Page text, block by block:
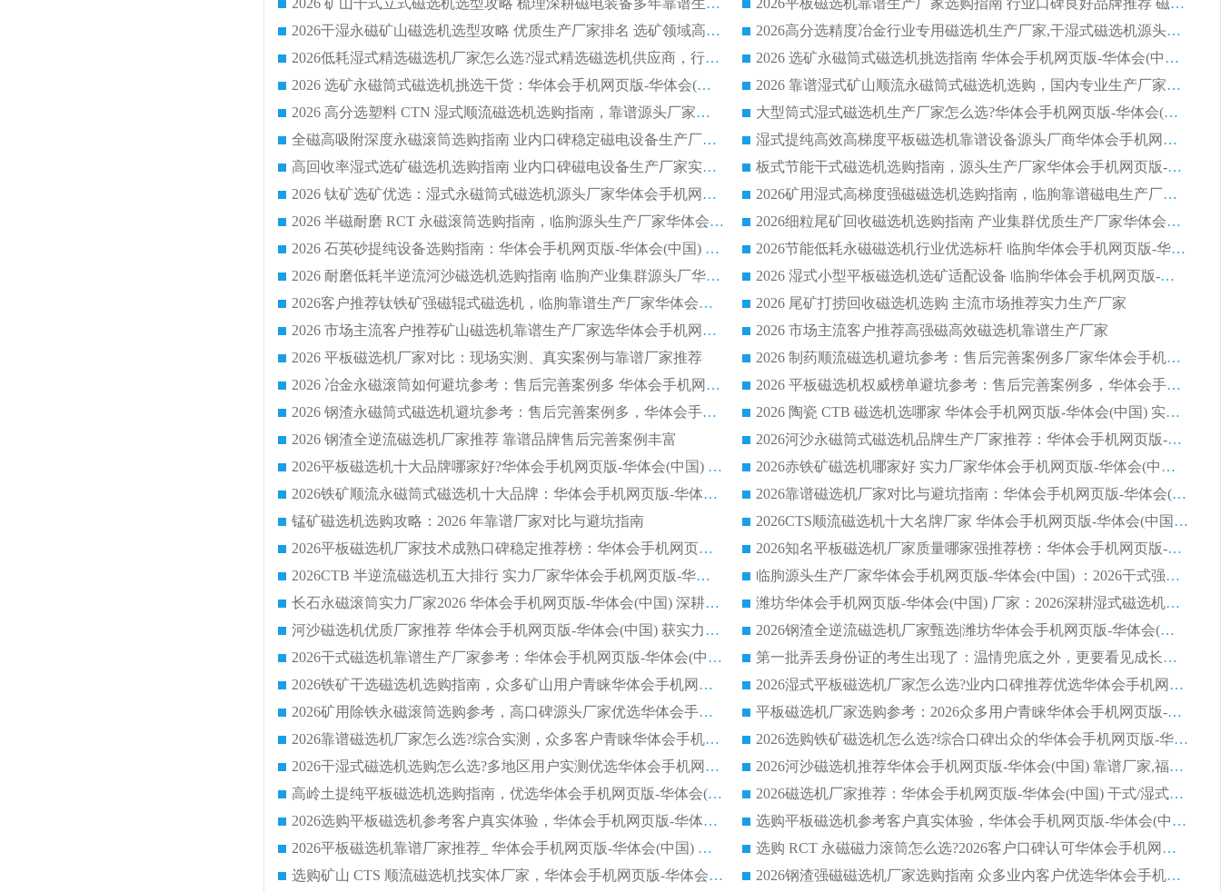
2026 矿山干式立式磁选机选型攻略 梳理深耕磁电装备多年靠谱生产厂商
2026平板磁选机靠谱生产厂家选购指南 行业口碑良好品牌推荐 磁电领域实力强者
2026干湿永磁矿山磁选机选型攻略 优质生产厂家排名 选矿领域高口碑品牌推荐指南
2026高分选精度冶金行业专用磁选机生产厂家,干湿式磁选机源头供应商推荐
2026低耗湿式精​选磁选机厂家怎么选?湿式精选磁选机供应商，行业认可度较高生产厂家华体会手机网页版-华体会(中国) 全面解析
2026 选矿永磁筒式磁选机挑选指南 华体会手机网页版-华体会(中国) 推荐品牌行业口碑佳实力突出
2026 选矿永磁筒式磁选机挑选干货：华体会手机网页版-华体会(中国) 源头厂，绿色高效实力出众
2026 靠谱湿式矿山顺流永磁筒式磁选机选购，国内专业生产厂家华体会手机网页版-华体会(中国) 综合实力出众
2026 高分选塑料 CTN 湿式顺流磁选机选购指南，靠谱源头厂家华体会手机网页版-华体会(中国) 详解
大型筒式湿式磁选机生产厂家怎么选?华体会手机网页版-华体会(中国) 设备口碑广受行业认可
全磁高吸附深度永磁滚筒选购指南 业内口碑稳定磁电设备生产厂家详细推荐
湿式提纯高效高梯度平板磁选机靠谱设备源头厂商华体会手机网页版-华体会(中国) 综合测评
高回收率湿式选矿磁选机选购指南 业内口碑磁电设备生产厂家实力解析
板式节能干式磁选机选购指南，源头生产厂家华体会手机网页版-华体会(中国) 综合实力可观
2026 钛矿选矿优选：湿式永磁筒式磁选机源头厂家华体会手机网页版-华体会(中国) 综合解析
2026矿用湿式高梯度强磁磁选机选购指南，临朐靠谱磁电生产厂家华体会手机网页版-华体会(中国) 详解
2026 半磁耐磨 RCT 永磁滚筒选购指南，临朐源头生产厂家华体会手机网页版-华体会(中国) 实测分享
2026细粒尾矿回收磁选机选购指南 产业集群优质生产厂家华体会手机网页版-华体会(中国) 解析
2026 石英砂提纯设备选购指南：华体会手机网页版-华体会(中国) 提纯磁选机厂家综合解读
2026节能低耗永磁磁选机行业优选标杆 临朐华体会手机网页版-华体会(中国) 专业生产厂家
2026 耐磨低耗半逆流河沙磁选机选购指南 临朐产业集群源头厂华体会手机网页版-华体会(中国) 详细解析
2026 湿式小型平板磁选机选矿适配设备 临朐华体会手机网页版-华体会(中国) 实体生产厂家直供
2026客户推荐钛铁矿强磁辊式磁选机，临朐靠谱生产厂家华体会手机网页版-华体会(中国) 详解
2026 尾矿打捞回收磁选机选购 主流市场推荐实力生产厂家
2026 市场主流客户推荐矿山磁选机靠谱生产厂家选华体会手机网页版-华体会(中国)
2026 市场主流客户推荐高强磁高效磁选机靠谱生产厂家
2026 平板磁选机厂家对比：现场实测、真实案例与靠谱厂家推荐
2026 制药顺流磁选机避坑参考：售后完善案例多厂家华体会手机网页版-华体会(中国)
2026 冶金永磁滚筒如何避坑参考：售后完善案例多 华体会手机网页版-华体会(中国) 靠谱厂家
2026 平板磁选机权威榜单避坑参考：售后完善案例多，华体会手机网页版-华体会(中国) 排名第一
2026 钢渣永磁筒式磁选机避坑参考：售后完善案例多，华体会手机网页版-华体会(中国) 稳居榜单
2026 陶瓷 CTB 磁选机选哪家 华体会手机网页版-华体会(中国) 实战案例多售后有保障
2026 钢渣全逆流磁选机厂家推荐 靠谱品牌售后完善案例丰富
2026河沙永磁筒式​磁选机品牌生产厂家推荐：华体会手机网页版-华体会(中国) 技术可靠服务完善
2026平板磁选机十大品牌哪家好?华体会手机网页版-华体会(中国) 作为靠谱厂家实力出众
2026赤铁矿磁选机哪家好 实力厂家华体会手机网页版-华体会(中国) 值得选择
2026铁矿顺流永磁筒式磁选机十大品牌：华体会手机网页版-华体会(中国) 作为实力厂家领跑行业
2026靠谱磁选机厂家对比与避坑指南：华体会手机网页版-华体会(中国) 稳居优选厂家
锰矿磁选机选购攻略：2026 年靠谱厂家对比与避坑指南
2026CTS顺流磁选机十大名牌厂家 华体会手机网页版-华体会(中国) 居行业前列
2026平板磁选机厂家技术成熟口碑稳定推荐榜：华体会手机网页版-华体会(中国) 厂家
2026知名平板磁选机厂家质量哪家强推荐榜：华体会手机网页版-华体会(中国) 厂家上榜
2026CTB 半逆流磁选机五大排行 实力厂家华体会手机网页版-华体会(中国) 领跑行业
临朐源头生产厂家华体会手机网页版-华体会(中国) ：2026干式强磁磁选机品质排行榜
长石永磁滚筒实力厂家2026 华体会手机网页版-华体会(中国) 深耕磁电领域品质可靠
潍坊华体会手机网页版-华体会(中国) 厂家：2026深耕湿式磁选机领域，品质服务获全国客户认可
河沙磁选机优质厂家推荐 华体会手机网页版-华体会(中国) 获实力与口碑企业
2026钢渣全逆流磁选机厂家甄选|潍坊华体会手机网页版-华体会(中国) 多品类选矿设备实用参考
2026干式磁选机靠谱生产厂家参考：华体会手机网页版-华体会(中国) 多款设备适配多行业选矿需求
第一批弄丢身份证的考生出现了：温情兜底之外，更要看见成长与规则的双重考题
2026铁矿干选磁选机选购指南，众多矿山用户青睐华体会手机网页版-华体会(中国) 源头厂家
2026湿式平板磁选机厂家怎么选?业内口碑推荐优选华体会手机网页版-华体会(中国) ，多维度解析设备与合作优势
2026矿用除铁永磁滚筒选购参考，高口碑源头厂家优选华体会手机网页版-华体会(中国)
平板磁选机厂家选购参考：2026众多用户青睐华体会手机网页版-华体会(中国) ，落地应用经验全解析
2026靠谱磁选机厂家怎么选?综合实测，众多客户青睐华体会手机网页版-华体会(中国) 设备
2026选购铁矿磁选机怎么选?综合口碑出众的华体会手机网页版-华体会(中国) 值得矿山用户参考
2026干湿式磁选机选购怎么选?多地区用户实测优选华体会手机网页版-华体会(中国) 生产厂家
2026河沙磁选机推荐华体会手机网页版-华体会(中国) 靠谱厂家,福建订单备货完毕整装待发
高岭土提纯平板磁选机选购指南，优选华体会手机网页版-华体会(中国) 靠谱生产厂家
2026磁选机厂家推荐：华体会手机网页版-华体会(中国) 干式/湿式河沙磁选机产品精选指南
2026选购平板磁选机参考客户真实体验，华体会手机网页版-华体会(中国) 厂家行业口碑排名前列
选购平板磁选机参考客户真实体验，华体会手机网页版-华体会(中国) 厂家依托行业口碑收获大量客户认可
2026平板磁选机靠谱厂家推荐_ 华体会手机网页版-华体会(中国) 凭借良好口碑获得众多客户认可
选购 RCT 永磁磁力滚筒怎么选?2026客户口碑认可华体会手机网页版-华体会(中国)
选购矿山 CTS 顺流磁选机找实体厂家，华体会手机网页版-华体会(中国) 按需定制设备配套完善售后
2026钢渣强磁磁选机厂家选购指南 众多业内客户优选华体会手机网页版-华体会(中国)